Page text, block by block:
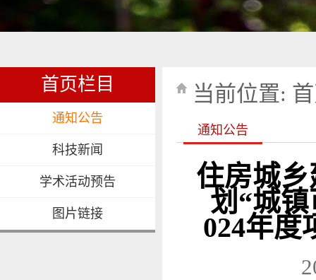
首页栏目
通知公告
科技新闻
学术活动预告
图片链接
当前位置:
通知公告
住房城
划“城
024年度